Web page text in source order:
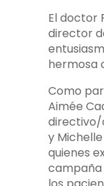
El doctor
director
hermosa
Como
Aimée
directivo/
y
quienes
campaña